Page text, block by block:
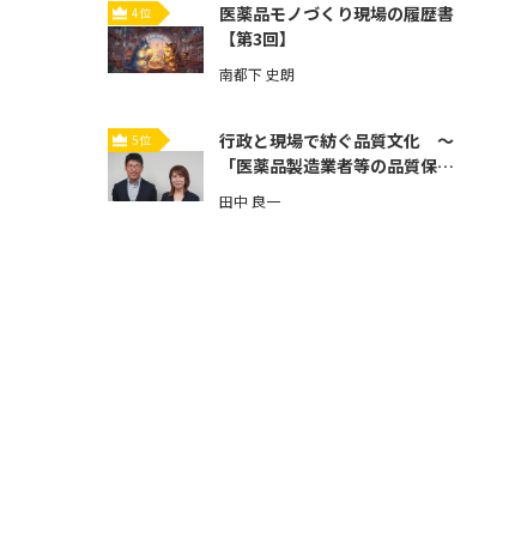
4位
医薬品モノづくり現場の履歴書
【第3回】
南都下 史朗
5位
行政と現場で紡ぐ品質文化 ～
「医薬品製造業者等の品質保証
体制強化」とその先へ～【第3
回】
田中 良一